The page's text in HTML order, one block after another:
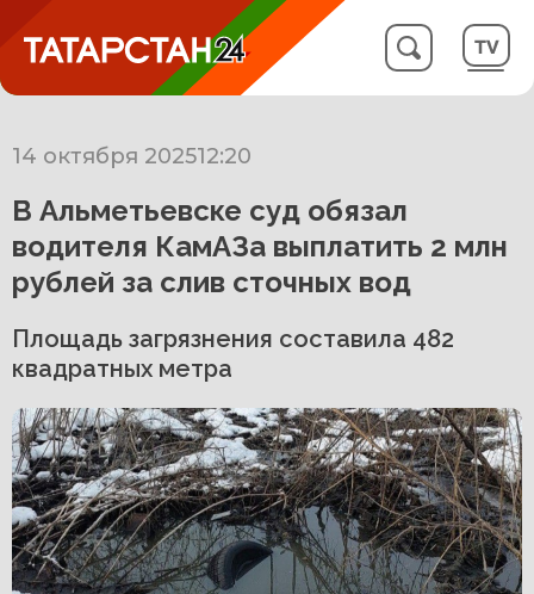
14 октября 202512:20
В Альметьевске суд обязал
водителя КамАЗа выплатить 2 млн
рублей за слив сточных вод
Площадь загрязнения составила 482
квадратных метра